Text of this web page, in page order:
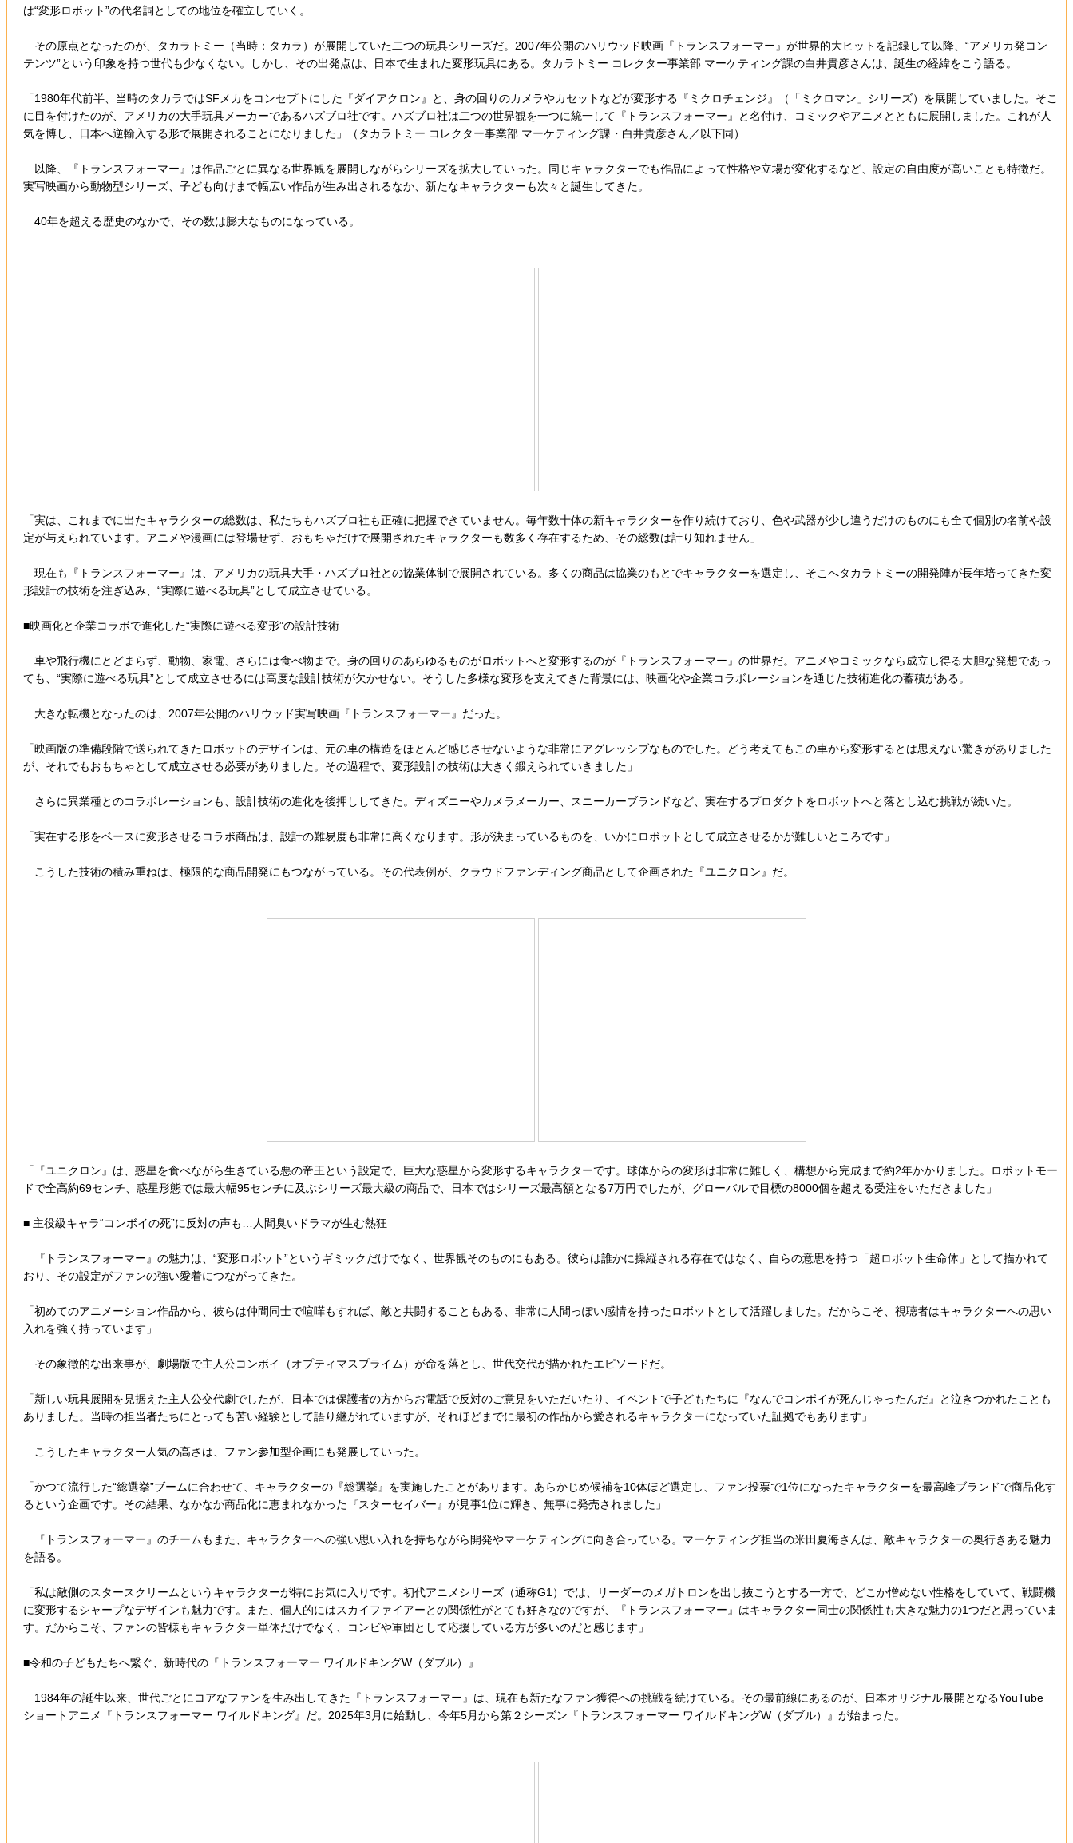
は“変形ロボット”の代名詞としての地位を確立していく。
その原点となったのが、タカラトミー（当時：タカラ）が展開していた二つの玩具シリーズだ。2007年公開のハリウッド映画『トランスフォーマー』が世界的大ヒットを記録して以降、“アメリカ発コン
テンツ”という印象を持つ世代も少なくない。しかし、その出発点は、日本で生まれた変形玩具にある。タカラトミー コレクター事業部 マーケティング課の白井貴彦さんは、誕生の経緯をこう語る。
「1980年代前半、当時のタカラではSFメカをコンセプトにした『ダイアクロン』と、身の回りのカメラやカセットなどが変形する『ミクロチェンジ』（「ミクロマン」シリーズ）を展開していました。そこ
に目を付けたのが、アメリカの大手玩具メーカーであるハズブロ社です。ハズブロ社は二つの世界観を一つに統一して『トランスフォーマー』と名付け、コミックやアニメとともに展開しました。これが人
気を博し、日本へ逆輸入する形で展開されることになりました」（タカラトミー コレクター事業部 マーケティング課・白井貴彦さん／以下同）
以降、『トランスフォーマー』は作品ごとに異なる世界観を展開しながらシリーズを拡大していった。同じキャラクターでも作品によって性格や立場が変化するなど、設定の自由度が高いことも特徴だ。
実写映画から動物型シリーズ、子ども向けまで幅広い作品が生み出されるなか、新たなキャラクターも次々と誕生してきた。
40年を超える歴史のなかで、その数は膨大なものになっている。
「実は、これまでに出たキャラクターの総数は、私たちもハズブロ社も正確に把握できていません。毎年数十体の新キャラクターを作り続けており、色や武器が少し違うだけのものにも全て個別の名前や設
定が与えられています。アニメや漫画には登場せず、おもちゃだけで展開されたキャラクターも数多く存在するため、その総数は計り知れません」
現在も『トランスフォーマー』は、アメリカの玩具大手・ハズブロ社との協業体制で展開されている。多くの商品は協業のもとでキャラクターを選定し、そこへタカラトミーの開発陣が長年培ってきた変
形設計の技術を注ぎ込み、“実際に遊べる玩具”として成立させている。
■映画化と企業コラボで進化した“実際に遊べる変形”の設計技術
車や飛行機にとどまらず、動物、家電、さらには食べ物まで。身の回りのあらゆるものがロボットへと変形するのが『トランスフォーマー』の世界だ。アニメやコミックなら成立し得る大胆な発想であっ
ても、“実際に遊べる玩具”として成立させるには高度な設計技術が欠かせない。そうした多様な変形を支えてきた背景には、映画化や企業コラボレーションを通じた技術進化の蓄積がある。
大きな転機となったのは、2007年公開のハリウッド実写映画『トランスフォーマー』だった。
「映画版の準備段階で送られてきたロボットのデザインは、元の車の構造をほとんど感じさせないような非常にアグレッシブなものでした。どう考えてもこの車から変形するとは思えない驚きがありました
が、それでもおもちゃとして成立させる必要がありました。その過程で、変形設計の技術は大きく鍛えられていきました」
さらに異業種とのコラボレーションも、設計技術の進化を後押ししてきた。ディズニーやカメラメーカー、スニーカーブランドなど、実在するプロダクトをロボットへと落とし込む挑戦が続いた。
「実在する形をベースに変形させるコラボ商品は、設計の難易度も非常に高くなります。形が決まっているものを、いかにロボットとして成立させるかが難しいところです」
こうした技術の積み重ねは、極限的な商品開発にもつながっている。その代表例が、クラウドファンディング商品として企画された『ユニクロン』だ。
「『ユニクロン』は、惑星を食べながら生きている悪の帝王という設定で、巨大な惑星から変形するキャラクターです。球体からの変形は非常に難しく、構想から完成まで約2年かかりました。ロボットモー
ドで全高約69センチ、惑星形態では最大幅95センチに及ぶシリーズ最大級の商品で、日本ではシリーズ最高額となる7万円でしたが、グローバルで目標の8000個を超える受注をいただきました」
■ 主役級キャラ“コンボイの死”に反対の声も…人間臭いドラマが生む熱狂
『トランスフォーマー』の魅力は、“変形ロボット”というギミックだけでなく、世界観そのものにもある。彼らは誰かに操縦される存在ではなく、自らの意思を持つ「超ロボット生命体」として描かれて
おり、その設定がファンの強い愛着につながってきた。
「初めてのアニメーション作品から、彼らは仲間同士で喧嘩もすれば、敵と共闘することもある、非常に人間っぽい感情を持ったロボットとして活躍しました。だからこそ、視聴者はキャラクターへの思い
入れを強く持っています」
その象徴的な出来事が、劇場版で主人公コンボイ（オプティマスプライム）が命を落とし、世代交代が描かれたエピソードだ。
「新しい玩具展開を見据えた主人公交代劇でしたが、日本では保護者の方からお電話で反対のご意見をいただいたり、イベントで子どもたちに『なんでコンボイが死んじゃったんだ』と泣きつかれたことも
ありました。当時の担当者たちにとっても苦い経験として語り継がれていますが、それほどまでに最初の作品から愛されるキャラクターになっていた証拠でもあります」
こうしたキャラクター人気の高さは、ファン参加型企画にも発展していった。
「かつて流行した“総選挙”ブームに合わせて、キャラクターの『総選挙』を実施したことがあります。あらかじめ候補を10体ほど選定し、ファン投票で1位になったキャラクターを最高峰ブランドで商品化す
るという企画です。その結果、なかなか商品化に恵まれなかった『スターセイバー』が見事1位に輝き、無事に発売されました」
『トランスフォーマー』のチームもまた、キャラクターへの強い思い入れを持ちながら開発やマーケティングに向き合っている。マーケティング担当の米田夏海さんは、敵キャラクターの奥行きある魅力
を語る。
「私は敵側のスタースクリームというキャラクターが特にお気に入りです。初代アニメシリーズ（通称G1）では、リーダーのメガトロンを出し抜こうとする一方で、どこか憎めない性格をしていて、戦闘機
に変形するシャープなデザインも魅力です。また、個人的にはスカイファイアーとの関係性がとても好きなのですが、『トランスフォーマー』はキャラクター同士の関係性も大きな魅力の1つだと思っていま
す。だからこそ、ファンの皆様もキャラクター単体だけでなく、コンビや軍団として応援している方が多いのだと感じます」
■令和の子どもたちへ繋ぐ、新時代の『トランスフォーマー ワイルドキングW（ダブル）』
1984年の誕生以来、世代ごとにコアなファンを生み出してきた『トランスフォーマー』は、現在も新たなファン獲得への挑戦を続けている。その最前線にあるのが、日本オリジナル展開となるYouTube
ショートアニメ『トランスフォーマー ワイルドキング』だ。2025年3月に始動し、今年5月から第２シーズン『トランスフォーマー ワイルドキングW（ダブル）』が始まった。